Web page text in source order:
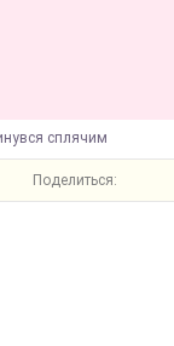
сплячим
Поделиться: